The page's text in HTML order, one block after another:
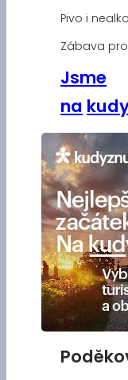
Pivo i nealko
Zábava
Jsme
na